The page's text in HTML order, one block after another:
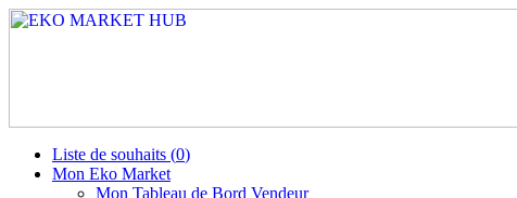
Liste de souhaits (0)
Mon Eko Market
Mon Tableau de Bord Vendeur